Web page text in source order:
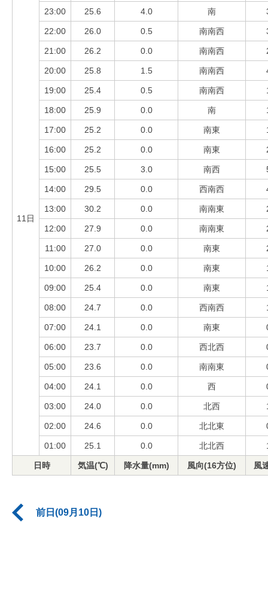
11日
23:00 25.6 4.0 南
22:00 26.0 0.5 南南西
21:00 26.2 0.0 南南西
20:00 25.8 1.5 南南西
19:00 25.4 0.5 南南西
18:00 25.9 0.0 南
17:00 25.2 0.0 南東
16:00 25.2 0.0 南東
15:00 25.5 3.0 南西
14:00 29.5 0.0 西南西
13:00 30.2 0.0 南南東
12:00 27.9 0.0 南南東
11:00 27.0 0.0 南東
10:00 26.2 0.0 南東
09:00 25.4 0.0 南東
08:00 24.7 0.0 西南西
07:00 24.1 0.0 南東
06:00 23.7 0.0 西北西
05:00 23.6 0.0 南南東
04:00 24.1 0.0 西
03:00 24.0 0.0 北西
02:00 24.6 0.0 北北東
01:00 25.1 0.0 北北西
日時 気温(℃) 降水量(mm) 風向(16方位) 風
前日(09月10日)